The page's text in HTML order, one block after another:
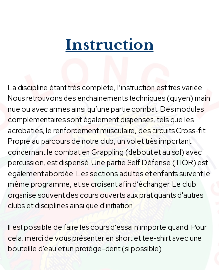
Instruction
La discipline étant très complète, l’instruction est très variée.
Nous retrouvons des enchainements techniques (quyen) main
nue ou avec armes ainsi qu’une partie combat. Des modules
complémentaires sont également dispensés, tels que les
acrobaties, le renforcement musculaire, des circuits Cross-fit.
Propre au parcours de notre club, un volet très important
concernant le combat en Grappling (debout et au sol) avec
percussion, est dispensé. Une partie Self Défense (TIOR) est
également abordée. Les sections adultes et enfants suivent le
même programme, et se croisent afin d’échanger. Le club
organise souvent des cours ouverts aux pratiquants d'autres
clubs et disciplines ainsi que d'initiation.
Il est possible de faire les cours d'essai n'importe quand. Pour
cela, merci de vous présenter en short et tee-shirt avec une
bouteille d'eau et un protège-dent (si possible).